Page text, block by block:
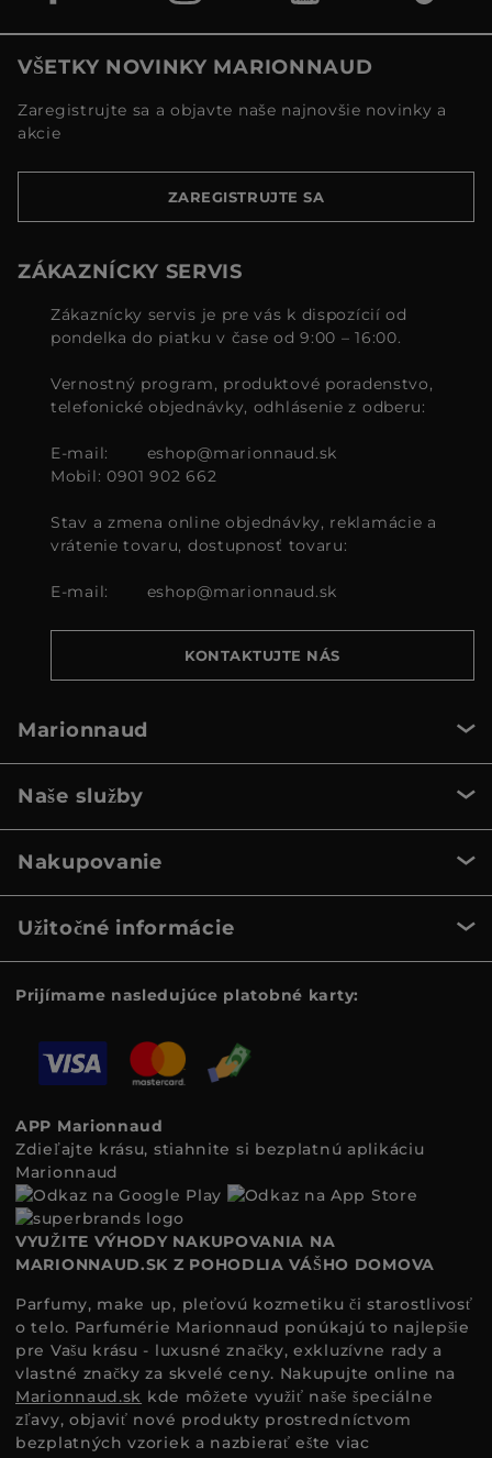
VŠETKY NOVINKY MARIONNAUD
Zaregistrujte sa a objavte naše najnovšie novinky a
akcie
ZAREGISTRUJTE SA
ZÁKAZNÍCKY SERVIS
Zákaznícky servis je pre vás k dispozícií od
pondelka do piatku v čase od 9:00 – 16:00.
Vernostný program, produktové poradenstvo,
telefonické objednávky, odhlásenie z odberu:
E-mail:
eshop@marionnaud.sk
Mobil: 0901 902 662
Stav a zmena online objednávky, reklamácie a
vrátenie tovaru, dostupnosť tovaru:
E-mail: eshop@marionnaud.sk
KONTAKTUJTE NÁS
Marionnaud
Naše služby
Nakupovanie
Užitočné informácie
Prijímame nasledujúce platobné karty:
APP Marionnaud
Zdieľajte krásu, stiahnite si bezplatnú aplikáciu
Marionnaud
VYUŽITE VÝHODY NAKUPOVANIA NA
MARIONNAUD.SK Z POHODLIA VÁŠHO DOMOVA
Parfumy, make up, pleťovú kozmetiku či starostlivosť
o telo. Parfumérie Marionnaud ponúkajú to najlepšie
pre Vašu krásu - luxusné značky, exkluzívne rady a
vlastné značky za skvelé ceny. Nakupujte online na
Marionnaud.sk kde môžete využiť naše špeciálne
zľavy, objaviť nové produkty prostredníctvom
bezplatných vzoriek a nazbierať ešte viac